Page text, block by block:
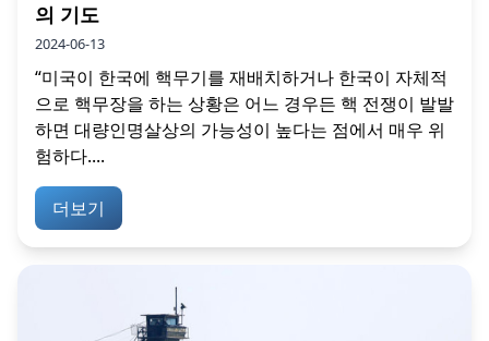
의 기도
2024-06-13
“미국이 한국에 핵무기를 재배치하거나 한국이 자체적
으로 핵무장을 하는 상황은 어느 경우든 핵 전쟁이 발발
하면 대량인명살상의 가능성이 높다는 점에서 매우 위
험하다....
더보기